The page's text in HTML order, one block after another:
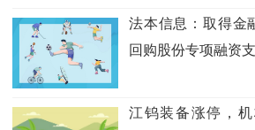
法本信息：取得金
回购股份专项融资
江钨装备涨停，